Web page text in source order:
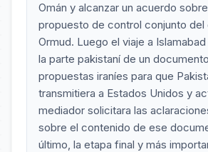
Omán y alcanzar un acuerdo
propuesto de control conjunto
Ormud. Luego el viaje a
la parte pakistaní de un
propuestas iraníes para que
transmitiera a Estados Unidos y
mediador solicitara las
sobre el contenido de ese
último, la etapa final y más